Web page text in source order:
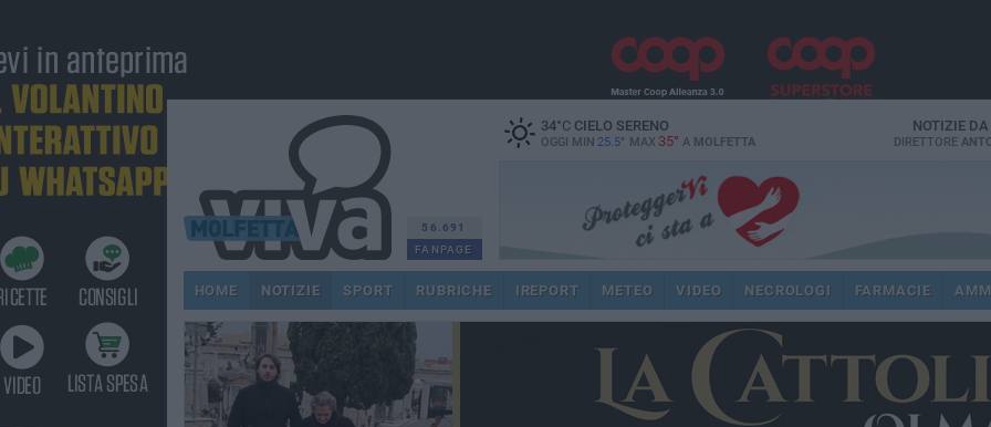
56.691
FANPAGE
34°CCIELO SERENO
OGGI MIN 25.5° MAX 35° A MOLFETTA
NOTIZIE DA
DIRETTORE
HOME NOTIZIE SPORT RUBRICHE IREPORT METEO VIDEO NECROLOGI FARMACIE